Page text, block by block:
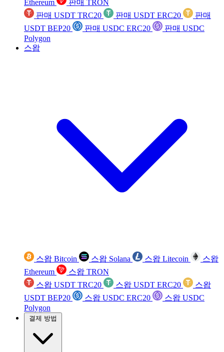
Ethereum
판매 TRON
판매 USDT TRC20
판매 USDT ERC20
판매
USDT BEP20
판매 USDC ERC20
판매 USDC
Polygon
스왑
스왑 Bitcoin 스왑 Solana 스왑 Litecoin
스왑
Ethereum
스왑 TRON
스왑 USDT TRC20
스왑 USDT ERC20
스왑
USDT BEP20
스왑 USDC ERC20
스왑 USDC
Polygon
결제 방법